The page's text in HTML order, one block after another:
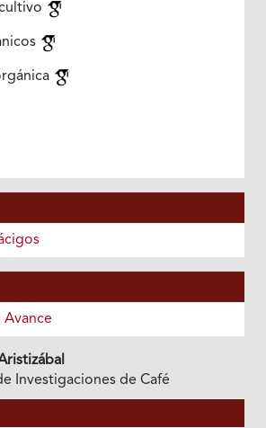
Investigaciones de Café